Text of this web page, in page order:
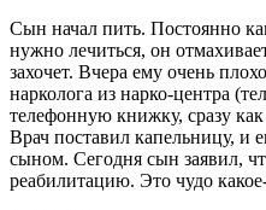
Сын начал пить. Постоянно
нужно лечиться, он
захочет. Вчера ему очень
нарколога из нарко-центра
телефонную книжку, сразу
Врач поставил капельницу, и
сыном. Сегодня сын заявил,
реабилитацию. Это чудо